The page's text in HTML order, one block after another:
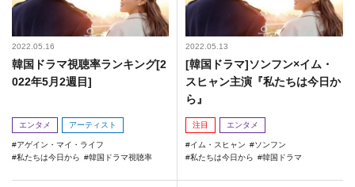
2022.05.16
韓国ドラマ視聴率ランキング[2
022年5月2週目]
エンタメ アーティスト
アゲイン・マイ・ライフ
私たちは今日から
韓国ドラマ視聴率
2022.05.13
[韓国ドラマ]ソンフン×イム・
スヒャン主演『私たちは今日か
ら』
注目 エンタメ
イム・スヒャン
ソンフン
私たちは今日から
韓国ドラマ